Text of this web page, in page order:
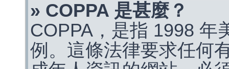
» COPPA 是甚麼？
COPPA，是指 1998 年
例。這條法律要求任何